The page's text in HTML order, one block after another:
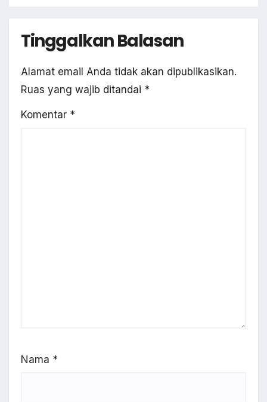
Tinggalkan Balasan
Alamat email Anda tidak akan dipublikasikan.
Ruas yang wajib ditandai *
Komentar *
Nama *